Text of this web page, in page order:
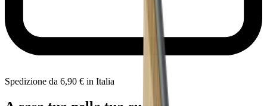
Spedizione da 6,90 € in Italia